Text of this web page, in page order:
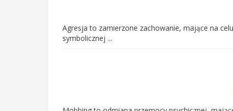
Agresja to zamierzone zachowanie, mające na
symbolicznej ...